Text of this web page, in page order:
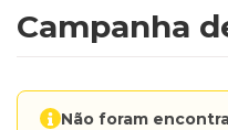
Campanha
Não foram